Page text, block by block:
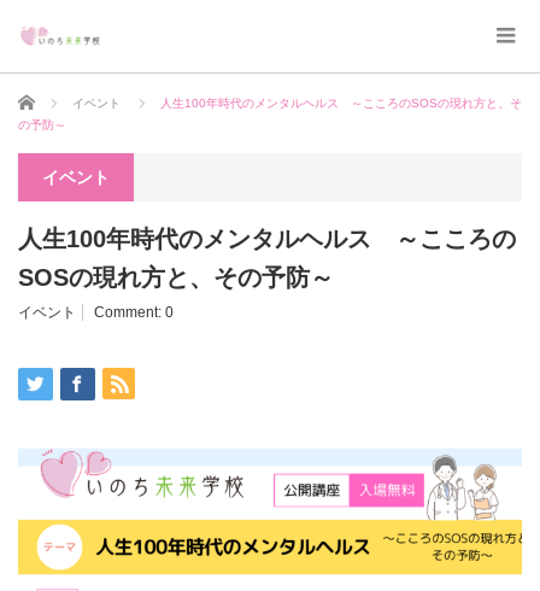
Home イベント
人生100年時代のメンタルヘルス ～こころのSOSの現れ方と、そ
の予防～
イベント
人生100年時代のメンタルヘルス ～こころの
SOSの現れ方と、その予防～
イベント Comment: 0